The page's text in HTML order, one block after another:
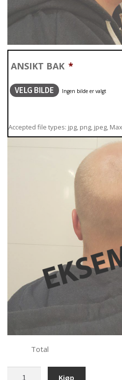
ANSIKT BAK *
VELG BILDE
Accepted file types: jpg, png, jpeg,
Total
Kjøp